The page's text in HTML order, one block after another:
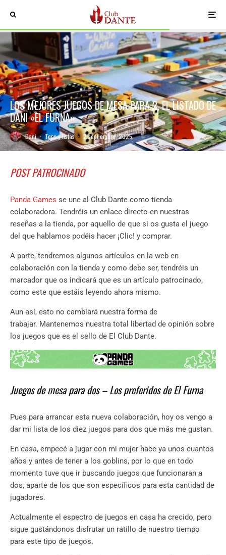
LOS MEJORES JUEGOS DE MESA PARA 2, EL LISTADO DE
DANI «EL FURNA»
Dani · Tops y listas · 2 septiembre, 2025
POST PATROCINADO
Panda Games se une al Club Dante como tienda
colaboradora. Tendréis un enlace directo en nuestras
reseñas a la tienda, por aquello de que si os gusta el juego
del que hablamos podéis hacer ¡Clic! y comprar.
A parte, tendremos algunos artículos en la web en
colaboración con la tienda y como debe ser, tendréis un
marcador que os indicará que es un artículo patrocinado,
como este que estáis leyendo ahora mismo.
Aun así, esto no cambiará nuestra forma de
trabajar. Mantenemos nuestra total libertad de opinión sobre
los juegos que es el sello de El Club Dante.
Juegos de mesa para dos – Los preferidos de El Furna
Pues para arrancar esta nueva colaboración, hoy os vengo a
dar mi lista de los diez juegos para dos que más me gustan.
En casa, empecé a jugar con mi mujer hace ya unos cuantos
años y antes de tener a los goblins, por lo que en todo
momento tuve que ir buscando juegos que funcionaran a
dos, aparte de los que son específicos para esta cantidad de
jugadores.
Actualmente el espectro de juegos en casa ha crecido, pero
sigue gustándonos disfrutar un ratillo de nuestro tiempo
para este tipo de juegos.